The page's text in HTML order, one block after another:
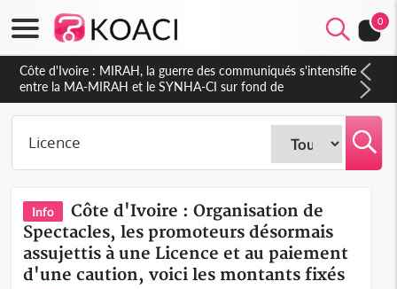
0
Côte d'Ivoire : Indépendance 2026, Thiam plaide pour un
environnement démocratique plus apaisé
Info
Côte d'Ivoire : Organisation de
Spectacles, les promoteurs désormais
assujettis à une Licence et au paiement
d'une caution, voici les montants fixés